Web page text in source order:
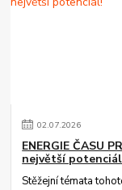
02.07.2026
ENERGIE ČASU
největší
Stěžejní témata